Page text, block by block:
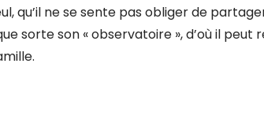
qu’il ne se sente pas obliger de
sorte son « observatoire », d’où il